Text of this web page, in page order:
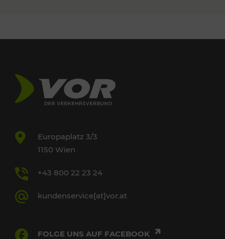
Europaplatz 3/3
1150 Wien
+43 800 22 23 24
kundenservice[at]vor.at
FOLGE UNS AUF FACEBOOK